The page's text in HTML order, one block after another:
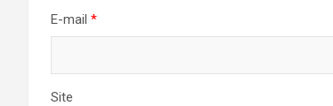
E-mail *
Site